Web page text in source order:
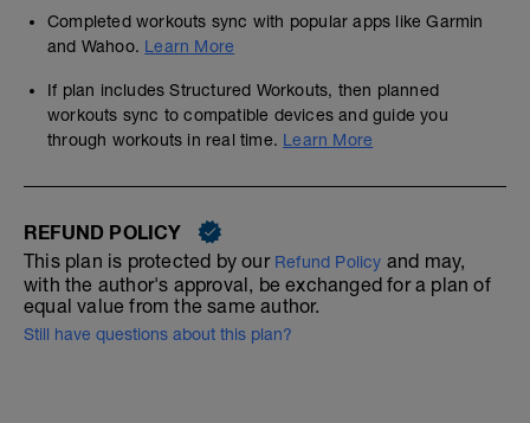
Completed workouts sync with popular apps like Garmin
and Wahoo. Learn More
If plan includes Structured Workouts, then planned
workouts sync to compatible devices and guide you
through workouts in real time. Learn More
REFUND POLICY
This plan is protected by our Refund Policy and may,
with the author's approval, be exchanged for a plan of
equal value from the same author.
Still have questions about this plan?